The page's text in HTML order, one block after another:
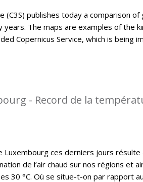
(C3S) publishes today a comparison
The maps are examples of the
Copernicus Service, which is being
- Record de la
Luxembourg ces derniers jours résulte
de l’air chaud sur nos régions et
30 °C. Où se situe-t-on par rapport